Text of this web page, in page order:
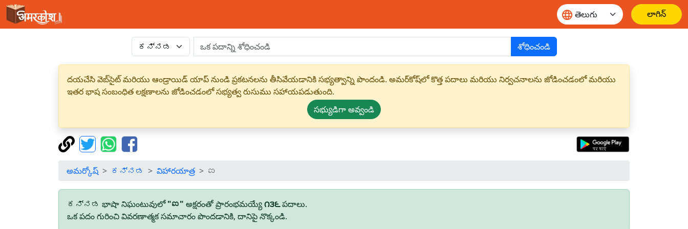
లాగిన్
శోధించండి
దయచేసి వెబ్‌సైట్ మరియు ఆండ్రాయిడ్ యాప్ నుండి ప్రకటనలను తీసివేయడానికి సభ్యత్వాన్ని పొందండి. అమర్‌కోష్‌లో కొత్త పదాలు మరియు నిర్వచనాలను జోడించడంలో మరియు
ఇతర భాష సంబంధిత లక్షణాలను జోడించడంలో సభ్యత్వ రుసుము సహాయపడుతుంది.
సభ్యుడిగా అవ్వండి
అమర్కోష్ ಕನ್ನಡ విహారయాత్ర ಐ
ಕನ್ನಡ భాషా నిఘంటువులో"ಐ" అక్షరంతో ప్రారంభమయ్యే౧౩౬పదాలు.
ఒక పదం గురించి వివరణాత్మక సమాచారం పొందడానికి, దానిపై నొక్కండి.